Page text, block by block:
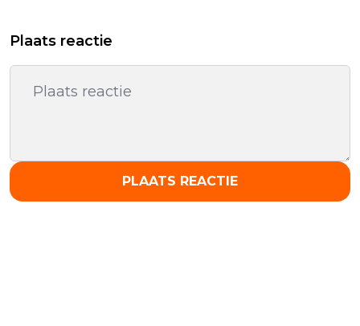
Plaats reactie
PLAATS REACTIE